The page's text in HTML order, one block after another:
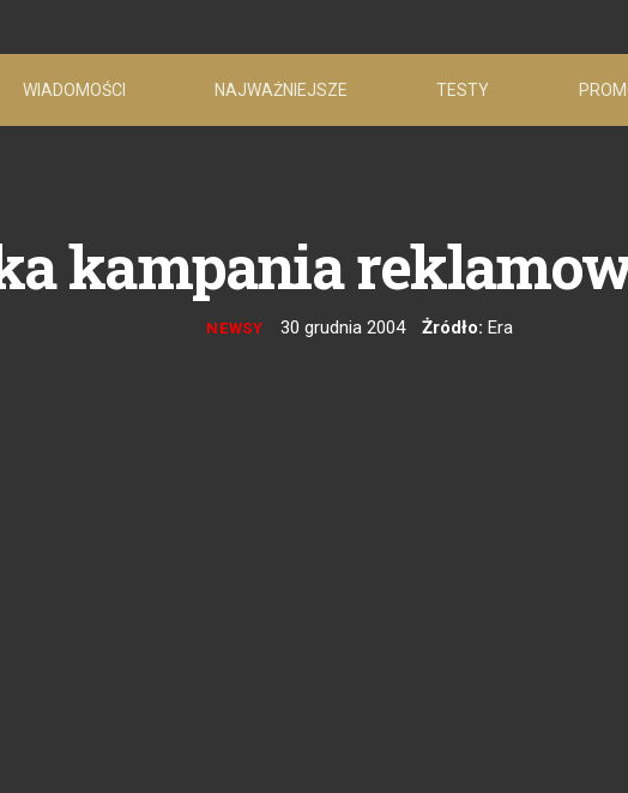
WIADOMOŚCI NAJWAŻNIEJSZE TESTY
kampania
NEWSY 30 grudnia 2004 Żródło: Era